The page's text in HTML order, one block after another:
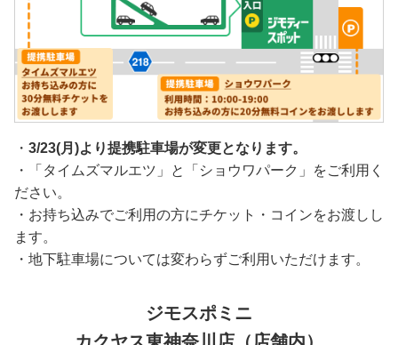
・ 3/23(月)より提携駐車場が変更となります。
・「タイムズマルエツ」と「ショウワパーク」をご利用く
ださい。
・お持ち込みでご利用の方にチケット・コインをお渡しし
ます。
・地下駐車場については変わらずご利用いただけます。
ジモスポミニ